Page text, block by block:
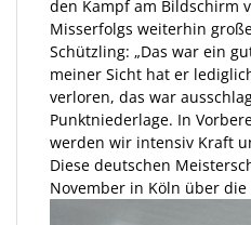
den Kampf am Bildschirm
Misserfolgs weiterhin
Schützling: „Das war ein
meiner Sicht hat er
verloren, das war
Punktniederlage. In
werden wir intensiv Kraft
Diese deutschen
November in Köln über die